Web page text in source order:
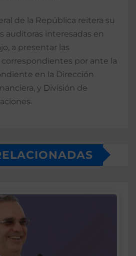
de la República reitera su
auditoras interesadas en
a presentar las
por ante la
en la Dirección
y División de